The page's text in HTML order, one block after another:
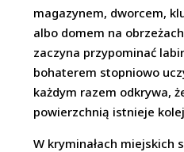
magazynem, dworcem,
albo domem na
zaczyna przypominać
bohaterem stopniowo
każdym razem odkrywa,
powierzchnią istnieje
W kryminałach miejskich